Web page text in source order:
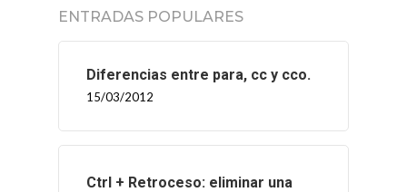
ENTRADAS POPULARES
Diferencias entre para, cc y cco.
15/03/2012
Ctrl + Retroceso: eliminar una